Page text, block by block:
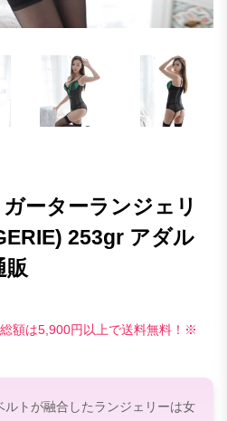
ガーターランジェリ
253gr アダル
販
額は5,900円以上で送料無料！※
トが融合したランジェリーは女